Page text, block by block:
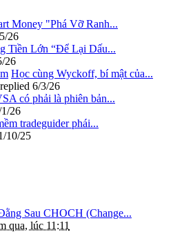
Money "Phá Vỡ Ranh...
26
Tiền Lớn “Để Lại Dấu...
26
Học cùng Wyckoff, bí mật của...
replied 6/3/26
có phải là phiên bản...
26
tradeguider phái...
10/25
Sau CHOCH (Change...
qua, lúc 11:11